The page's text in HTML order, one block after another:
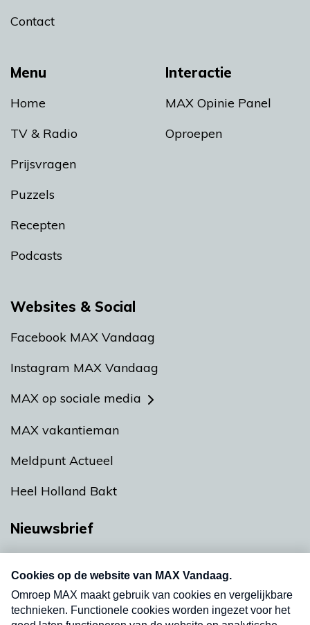
Menu
Home
TV & Radio
Prijsvragen
Puzzels
Recepten
Podcasts
Interactie
MAX Opinie Panel
Oproepen
Contact
Websites & Social
Facebook MAX Vandaag
Instagram MAX Vandaag
MAX op sociale media
MAX vakantieman
Meldpunt Actueel
Heel Holland Bakt
Nieuwsbrief
nieuwsbrief. Elke vrijdag- en dinsdagochtend in
uw mailbox.